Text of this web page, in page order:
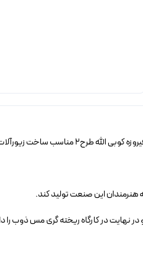
فیروزه کوبی می باشد.
نهایت در کارگاه ریخته گری مس ذوب